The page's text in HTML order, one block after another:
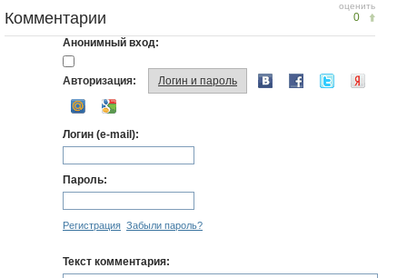
оценить
0
Комментарии
Анонимный вход:
Авторизация: Логин и пароль
Логин (e-mail):
Пароль:
Регистрация Забыли пароль?
Текст комментария: